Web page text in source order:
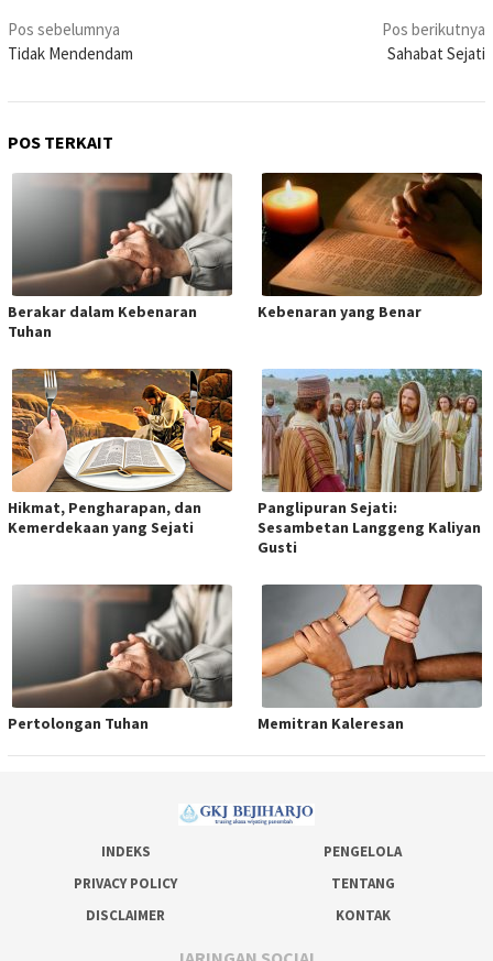
Navigasi
pos
Pos sebelumnya
Tidak Mendendam
Pos berikutnya
Sahabat Sejati
POS TERKAIT
Berakar dalam Kebenaran
Tuhan
Kebenaran yang Benar
Hikmat, Pengharapan, dan
Kemerdekaan yang Sejati
Panglipuran Sejati:
Sesambetan Langgeng Kaliyan
Gusti
Pertolongan Tuhan Memitran Kaleresan
INDEKS
PENGELOLA
PRIVACY POLICY
TENTANG
DISCLAIMER
KONTAK